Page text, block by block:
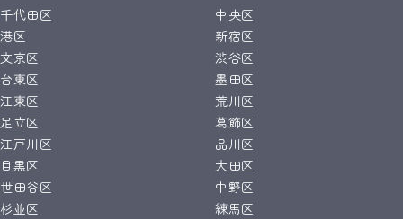
千代田区
中央区
港区
新宿区
文京区
渋谷区
台東区
墨田区
江東区
荒川区
足立区
葛飾区
江戸川区
品川区
目黒区
大田区
世田谷区
中野区
杉並区
練馬区